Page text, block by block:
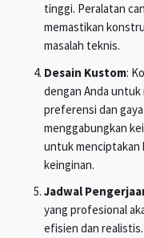
tinggi. Peralatan
memastikan
masalah teknis.
Desain Kustom:
dengan Anda untuk
preferensi dan
menggabungkan
untuk menciptakan
keinginan.
Jadwal
yang profesional
efisien dan